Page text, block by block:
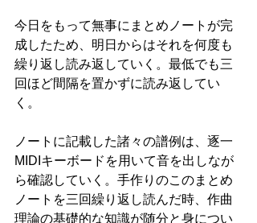
今日をもって無事にまとめノートが完
成したため、明日からはそれを何度も
繰り返し読み返していく。最低でも三
回ほど間隔を置かずに読み返してい
く。
ノートに記載した諸々の譜例は、逐一
MIDIキーボードを用いて音を出しなが
ら確認していく。手作りのこのまとめ
ノートを三回繰り返し読んだ時、作曲
理論の基礎的な知識が随分と身につい